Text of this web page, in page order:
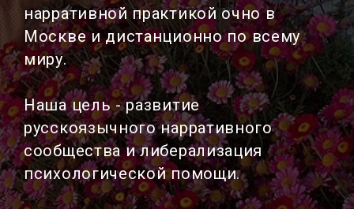
нарративной практикой очно в
Москве и дистанционно по всему
миру.
Наша цель - развитие
русскоязычного нарративного
сообщества и либерализация
психологической помощи.